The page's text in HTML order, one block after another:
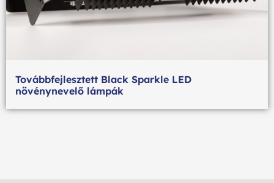
Továbbfejlesztett Black Sparkle LED
növénynevelő lámpák